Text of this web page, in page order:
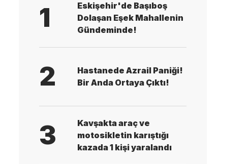
1
Eskişehir'de Başıboş
Dolaşan Eşek Mahallenin
Gündeminde!
2
Hastanede Azrail Paniği!
Bir Anda Ortaya Çıktı!
3
Kavşakta araç ve
motosikletin karıştığı
kazada 1 kişi yaralandı